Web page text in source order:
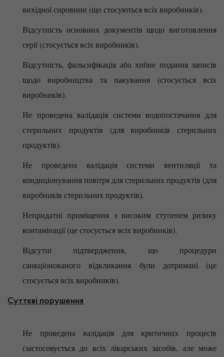
вихідної сировини (що стосуються всіх виробників).
Відсутність основних документів щодо виготовлення
серії (стосується всіх виробників).
Відсутність, фальсифікація або хибне подання записів
щодо виробництва та пакування (стосується всіх
виробників).
Не проведена валідація системи водопостачання для
стерильних продуктів (для виробників стерильних
продуктів).
Не проведена валідація системи вентиляції та
кондиціонування повітря для стерильних продуктів (для
виробників стерильних продуктів).
Непридатні приміщення з високим ступенем ризику
контамінації (це стосується всіх виробників).
Відсутні підтвердження, що процедури
санкціонованого відкликання були дотримані (це
стосується всіх виробників).
Суттєві порушення
Не проведена валідація для критичних процесів
(застосовується до всіх лікарських засобів, але може